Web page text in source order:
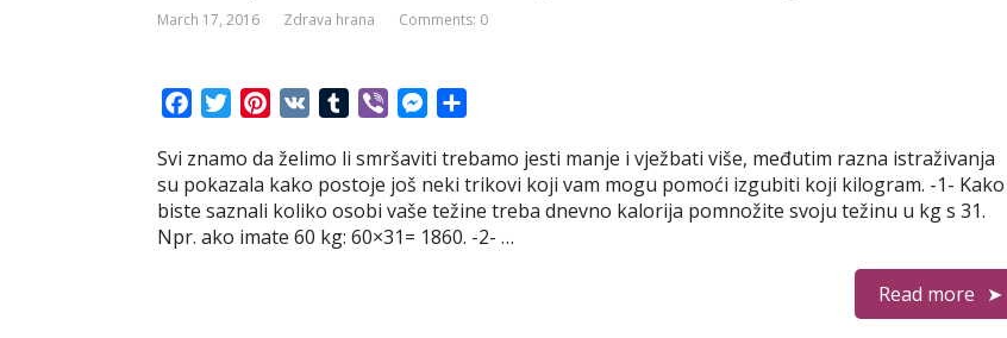
March 17, 2016 Zdrava hrana Comments: 0
c
e
b
o
i
t
t
e
n
t
e
r
m
b
l
r
b
e
r
M
s
s
e
n
a
r
e
Svi znamo da želimo li smršaviti trebamo jesti manje i vježbati više, međutim razna istraživanja
su pokazala kako postoje još neki trikovi koji vam mogu pomoći izgubiti koji kilogram. -1- Kako
biste saznali koliko osobi vaše težine treba dnevno kalorija pomnožite svoju težinu u kg s 31.
Npr. ako imate 60 kg: 60×31= 1860. -2- …
Read more